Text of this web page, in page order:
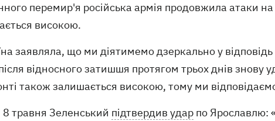
перемир'я російська армія продовжила атаки на
високою.
заявляла, що ми діятимемо дзеркально у
відносного затишшя протягом трьох днів знову
також залишається високою, тому ми
8 травня Зеленський підтвердив удар по Ярославлю: